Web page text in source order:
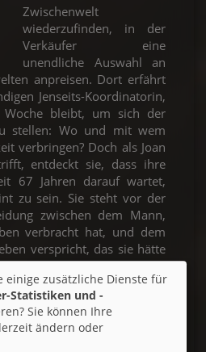
Zwischenwelt
wiederzufinden, in der
Verkäufer eine
unendliche Auswahl an
anpreisen. Dort erfährt
Jenseits-Koordinatorin,
bleibt, um sich der
stellen: Wo und mit wem
verbringen? Doch als Joan
entdeckt sie, dass ihre
67 Jahren darauf wartet,
zu sein. Sie steht vor der
zwischen dem Mann,
verbracht hat, und dem
verspricht, das sie hätte
einige zusätzliche Dienste für
Statistiken und -
Sie können Ihre
ändern oder